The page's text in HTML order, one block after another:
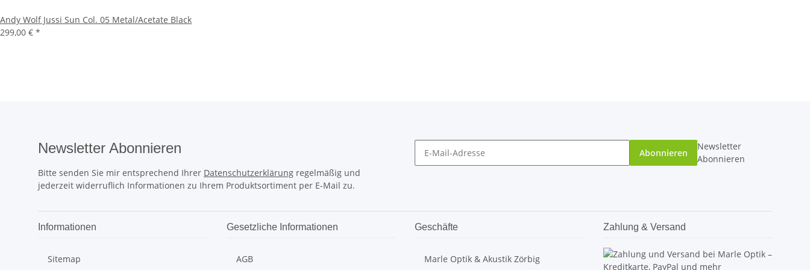
Andy Wolf Jussi Sun Col. 05 Metal/Acetate Black
299,00 € *
Newsletter Abonnieren
Bitte senden Sie mir entsprechend Ihrer Datenschutzerklärung regelmäßig und
jederzeit widerruflich Informationen zu Ihrem Produktsortiment per E-Mail zu.
Abonnieren
Newsletter
Abonnieren
Informationen
Sitemap
Gesetzliche Informationen
AGB
Geschäfte
Marle Optik & Akustik Zörbig
Zahlung & Versand